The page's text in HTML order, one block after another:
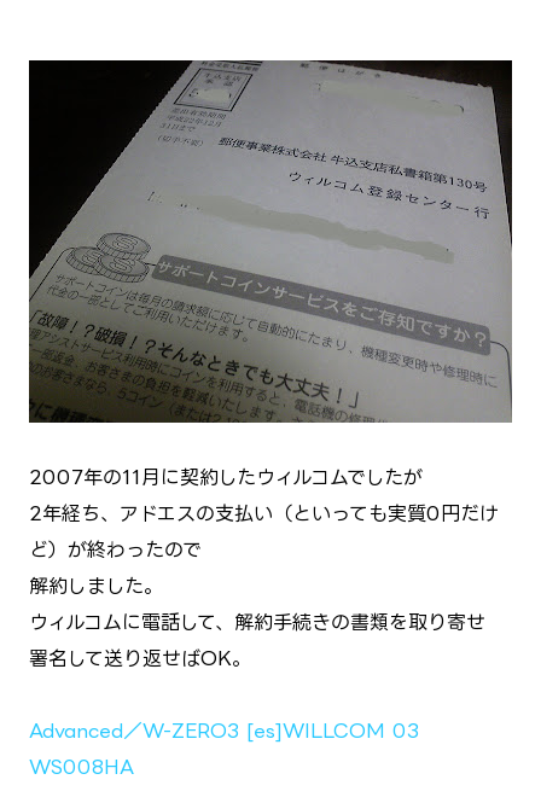
2007年の11月に契約したウィルコムでしたが
2年経ち、アドエスの支払い（といっても実質0円だけ
ど）が終わったので
解約しました。
ウィルコムに電話して、解約手続きの書類を取り寄せ
署名して送り返せばOK。
Advanced／W-ZERO3 [es]WILLCOM 03
WS008HA